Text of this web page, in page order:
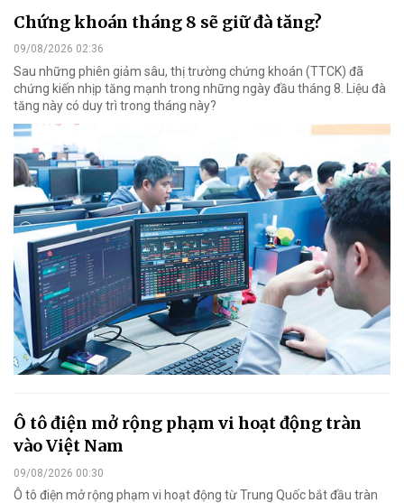
Chứng khoán tháng 8 sẽ giữ đà tăng?
09/08/2026 02:36
Sau những phiên giảm sâu, thị trường chứng khoán (TTCK) đã
chứng kiến nhịp tăng mạnh trong những ngày đầu tháng 8. Liệu đà
tăng này có duy trì trong tháng này?
Ô tô điện mở rộng phạm vi hoạt động tràn
vào Việt Nam
09/08/2026 00:30
Ô tô điện mở rộng phạm vi hoạt động từ Trung Quốc bắt đầu tràn